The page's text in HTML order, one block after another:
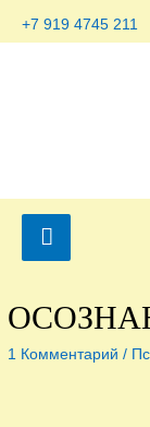
к
+7 919 4745 211
Под
хедером
1 Комментарий /